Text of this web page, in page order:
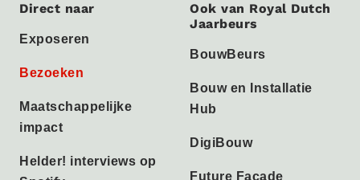
Direct naar
Exposeren
Bezoeken
Maatschappelijke
impact
Helder! interviews op
Ook van Royal Dutch
Jaarbeurs
BouwBeurs
Bouw en Installatie
Hub
DigiBouw
Future Facade